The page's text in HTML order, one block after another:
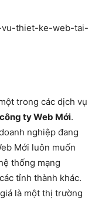
vu-thiet-ke-web-tai-
trong các dịch vụ
công ty Web Mới.
nghiệp đang
Mới luôn muốn
thống mạng
tỉnh thành khác.
là một thị trường